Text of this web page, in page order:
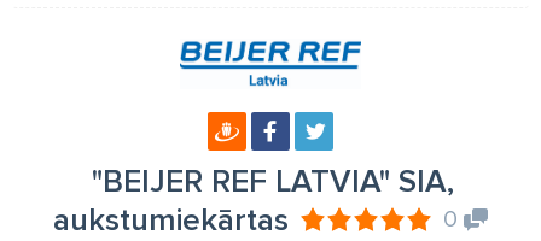
"BEIJER REF LATVIA" SIA,
aukstumiekārtas
0